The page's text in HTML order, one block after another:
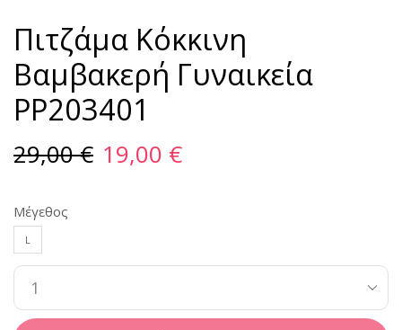
Πιτζάμα Κόκκινη
Βαμβακερή Γυναικεία
PP203401
29,00€ 19,00 €
Μέγεθος
L